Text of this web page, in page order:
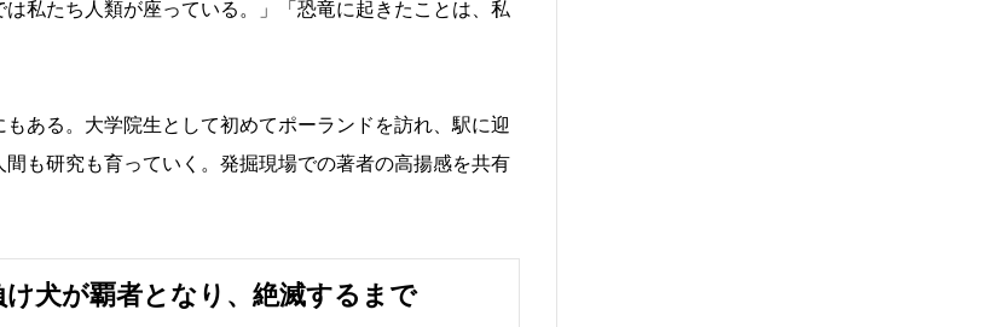
私たち人類が座っている。」「恐竜に起きたことは、私
ある。大学院生として初めてポーランドを訪れ、駅に迎
も研究も育っていく。発掘現場での著者の高揚感を共有
犬が覇者となり、絶滅するまで